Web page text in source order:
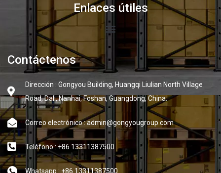
Enlaces útiles
Contáctenos
Dirección : Gongyou Building, Huangqi Liulian North Village
Road, Dali, Nanhai, Foshan, Guangdong, China.
Correo electrónico : admin@gongyougroup.com
Teléfono : +86 13311387500
Whatsapp : +86 13311387500